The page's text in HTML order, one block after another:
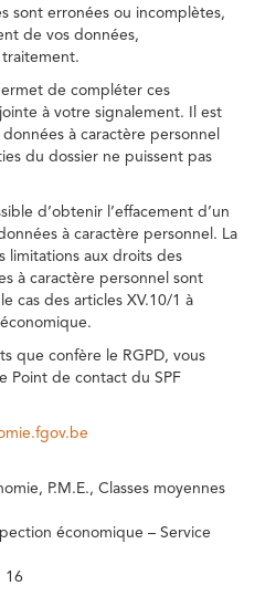
sont erronées ou incomplètes,
de vos données,
de compléter ces
à votre signalement. Il est
à caractère personnel
du dossier ne puissent pas
d’obtenir l’effacement d’un
à caractère personnel. La
limitations aux droits des
à caractère personnel sont
cas des articles XV.10/1 à
que confère le RGPD, vous
Point de contact du SPF
P.M.E., Classes moyennes
économique – Service
16